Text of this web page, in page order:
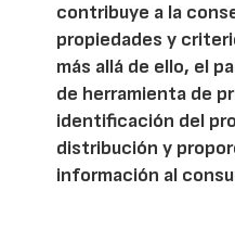
contribuye a la
propiedades y
más allá de ello, el
de herramienta de
identificación del
distribución y
información al